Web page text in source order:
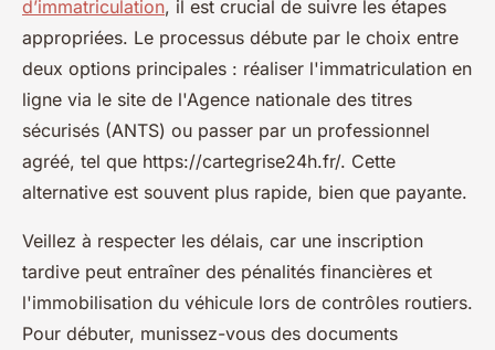
d’immatriculation, il est crucial de suivre les étapes
appropriées. Le processus débute par le choix entre
deux options principales : réaliser l'immatriculation en
ligne via le site de l'Agence nationale des titres
sécurisés (ANTS) ou passer par un professionnel
agréé, tel que https://cartegrise24h.fr/. Cette
alternative est souvent plus rapide, bien que payante.
Veillez à respecter les délais, car une inscription
tardive peut entraîner des pénalités financières et
l'immobilisation du véhicule lors de contrôles routiers.
Pour débuter, munissez-vous des documents